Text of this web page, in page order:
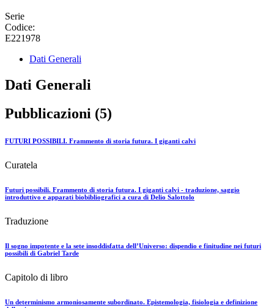
Serie
Codice:
E221978
Dati Generali
Dati Generali
Pubblicazioni (5)
FUTURI POSSIBILI. Frammento di storia futura. I giganti calvi
Curatela
Futuri possibili. Frammento di storia futura. I giganti calvi - traduzione, saggio
introduttivo e apparati biobibliografici a cura di Delio Salottolo
Traduzione
Il sogno impotente e la sete insoddisfatta dell’Universo: dispendio e finitudine nei futuri
possibili di Gabriel Tarde
Capitolo di libro
Un determinismo armoniosamente subordinato. Epistemologia, fisiologia e definizione